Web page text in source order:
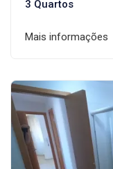
3 Quartos
Mais informações